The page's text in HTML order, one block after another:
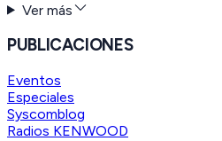
Ver más
PUBLICACIONES
Eventos
Especiales
Syscomblog
Radios KENWOOD